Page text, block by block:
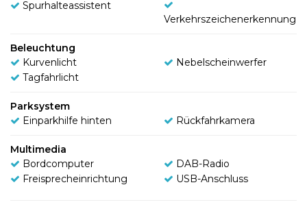
Spurhalteassistent
Verkehrszeichenerkennung
Beleuchtung
Kurvenlicht
Nebelscheinwerfer
Tagfahrlicht
Parksystem
Einparkhilfe hinten
Rückfahrkamera
Multimedia
Bordcomputer
DAB-Radio
Freisprecheinrichtung
USB-Anschluss